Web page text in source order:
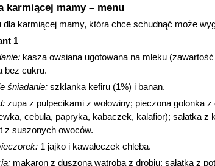
karmiącej mamy – menu
dla karmiącej mamy, która chce schudnąć może
1
kasza owsiana ugotowana na mleku
bez cukru.
śniadanie: szklanka kefiru (1%) i banan.
zupa z pulpecikami z wołowiny; pieczona golonka
cebula, papryka, kabaczek, kalafior); sałatka
z suszonych owoców.
1 jajko i kawałeczek chleba.
makaron z duszoną wątrobą z drobiu; sałatka z